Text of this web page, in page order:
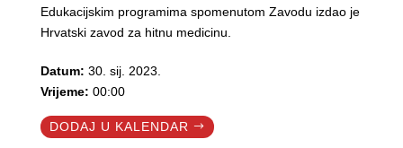
Edukacijskim programima spomenutom Zavodu izdao je
Hrvatski zavod za hitnu medicinu.
Datum: 30. sij. 2023.
Vrijeme: 00:00
DODAJ U KALENDAR